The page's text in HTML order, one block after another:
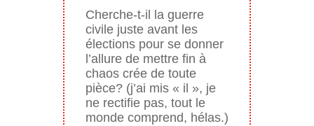
Cherche-t-il la guerre
civile juste avant les
élections pour se donner
l’allure de mettre fin à
chaos crée de toute
pièce? (j’ai mis « il », je
ne rectifie pas, tout le
monde comprend, hélas.)